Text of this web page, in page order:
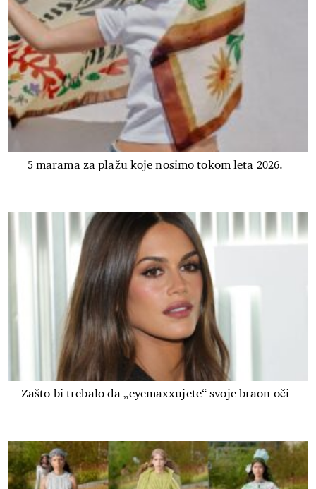
5 marama za plažu koje nosimo tokom leta 2026.
Zašto bi trebalo da „eyemaxxujete“ svoje braon oči